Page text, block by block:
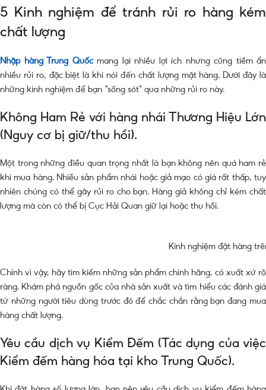
5 Kinh nghiệm để tránh rủi ro hàng kém
chất lượng
Nhập hàng Trung Quốcmang lại nhiều lợi ích nhưng cũng tiềm ẩn
nhiều rủi ro, đặc biệt là khi nói đến chất lượng mặt hàng. Dưới đây là
những kinh nghiệm để bạn “sống sót” qua những rủi ro này.
Không Ham Rẻ với hàng nhái Thương Hiệu Lớn
(Nguy cơ bị giữ/thu hồi).
Một trong những điều quan trọng nhất là bạn không nên quá ham rẻ
khi mua hàng. Nhiều sản phẩm nhái hoặc giả mạo có giá rất thấp, tuy
nhiên chúng có thể gây rủi ro cho bạn. Hàng giả không chỉ kém chất
lượng mà còn có thể bị Cục Hải Quan giữ lại hoặc thu hồi.
Kinh nghiệm đặt hàng
Chính vì vậy, hãy tìm kiếm những sản phẩm chính hãng, có xuất xứ rõ
ràng. Khám phá nguồn gốc của nhà sản xuất và tìm hiểu các đánh giá
từ những người tiêu dùng trước đó để chắc chắn rằng bạn đang mua
hàng chất lượng.
Yêu cầu dịch vụ Kiểm Đếm (Tác dụng của việc
Kiểm đếm hàng hóa tại kho Trung Quốc).
Khi đặt hàng số lượng lớn, bạn nên yêu cầu dịch vụ kiểm đếm hàng